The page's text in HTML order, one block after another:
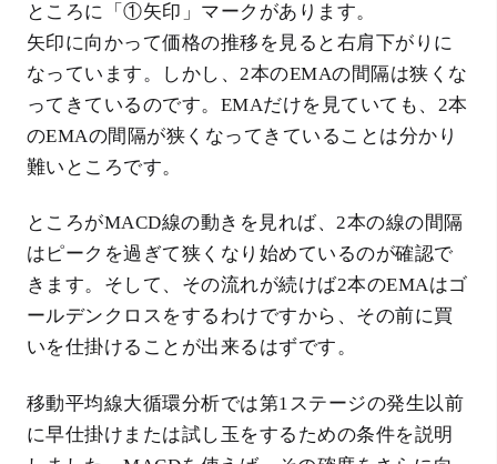
ところに「①矢印」マークがあります。
矢印に向かって価格の推移を見ると右肩下がりに
なっています。しかし、2本のEMAの間隔は狭くな
ってきているのです。EMAだけを見ていても、2本
のEMAの間隔が狭くなってきていることは分かり
難いところです。
ところがMACD線の動きを見れば、2本の線の間隔
はピークを過ぎて狭くなり始めているのが確認で
きます。そして、その流れが続けば2本のEMAはゴ
ールデンクロスをするわけですから、その前に買
いを仕掛けることが出来るはずです。
移動平均線大循環分析では第1ステージの発生以前
に早仕掛けまたは試し玉をするための条件を説明